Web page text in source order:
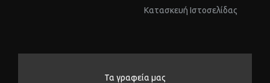
Kατασκευή Ιστοσελίδας
Τα γραφεία μας